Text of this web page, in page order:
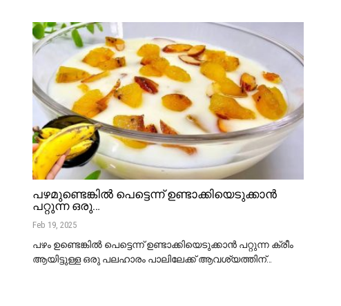
പഴമുണ്ടെങ്കിൽ പെട്ടെന്ന് ഉണ്ടാക്കിയെടുക്കാൻ
പറ്റുന്ന ഒരു…
Feb 19, 2025
പഴം ഉണ്ടെങ്കിൽ പെട്ടെന്ന് ഉണ്ടാക്കിയെടുക്കാൻ പറ്റുന്ന ക്രീം
ആയിട്ടുള്ള ഒരു പലഹാരം പാലിലേക്ക് ആവശ്യത്തിന്…